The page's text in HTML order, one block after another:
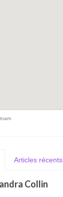
Articles récents
Collin